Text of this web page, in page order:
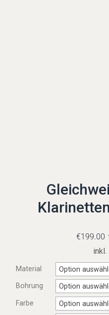
€199.00
Material
Option
Bohrung
Option
Farbe
Option